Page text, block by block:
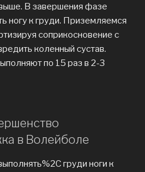
В завершения фазе
ногу к груди. Приземляемся
соприкосновение с
коленный сустав.
по 15 раз в 2-3
в Волейболе
груди ноги к